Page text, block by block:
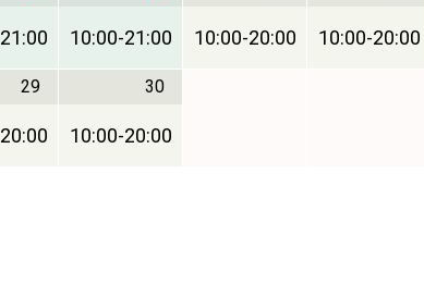
21:00 10:00-21:00 10:00-20:00 10:00-20:00
29
20:00
30
10:00-20:00